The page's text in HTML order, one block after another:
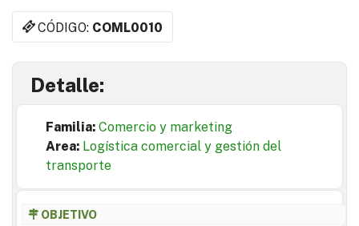
CÓDIGO: COML0010
Detalle:
Familia: Comercio y marketing
Area: Logística comercial y gestión del
transporte
OBJETIVO